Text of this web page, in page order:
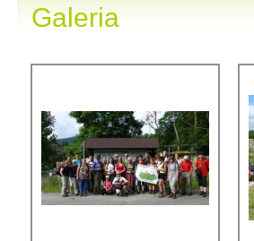
Galeria